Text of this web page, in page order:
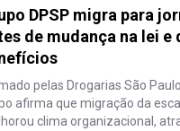
DPSP migra para
de mudança na lei e
pelas Drogarias São
afirma que migração da
clima organizacional,